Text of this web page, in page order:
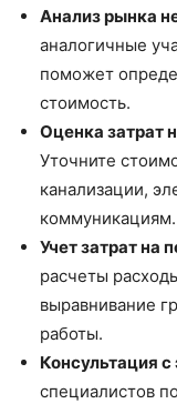
Анализ рынка
аналогичные
поможет
стоимость.
Оценка затрат
Уточните
канализации,
коммуникациям.
Учет затрат на
расчеты
выравнивание
работы.
Консультация
специалистов